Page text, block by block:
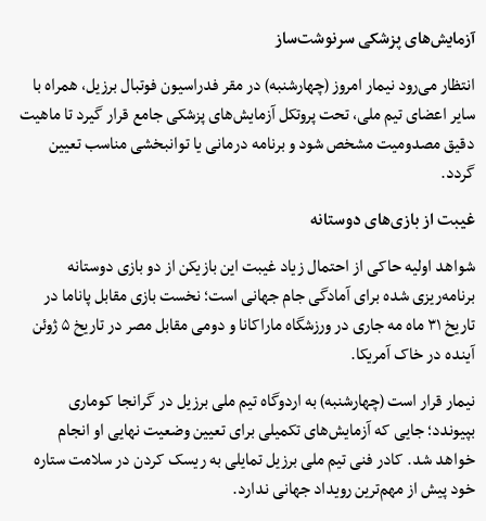
آزمایش‌های پزشکی سرنوشت‌ساز
انتظار می‌رود نیمار امروز (چهارشنبه) در مقر فدراسیون فوتبال برزیل، همراه با
سایر اعضای تیم ملی، تحت پروتکل آزمایش‌های پزشکی جامع قرار گیرد تا ماهیت
دقیق مصدومیت مشخص شود و برنامه درمانی یا توانبخشی مناسب تعیین
گردد.
غیبت از بازی‌های دوستانه
شواهد اولیه حاکی از احتمال زیاد غیبت این بازیکن از دو بازی دوستانه
برنامه‌ریزی شده برای آمادگی جام جهانی است؛ نخست بازی مقابل پاناما در
تاریخ ۳۱ ماه مه جاری در ورزشگاه ماراکانا و دومی مقابل مصر در تاریخ ۵ ژوئن
آینده در خاک آمریکا.
نیمار قرار است (چهارشنبه) به اردوگاه تیم ملی برزیل در گرانجا کوماری
بپیوندد؛ جایی که آزمایش‌های تکمیلی برای تعیین وضعیت نهایی او انجام
خواهد شد. کادر فنی تیم ملی برزیل تمایلی به ریسک کردن در سلامت ستاره
خود پیش از مهم‌ترین رویداد جهانی ندارد.